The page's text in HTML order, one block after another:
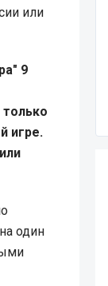
или
9
игре.
один